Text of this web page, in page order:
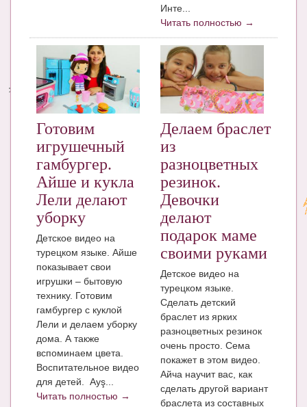
Инте...
Читать полностью →
Готовим
игрушечный
гамбургер.
Айше и кукла
Лели делают
уборку
Детское видео на
турецком языке. Айше
показывает свои
игрушки – бытовую
технику. Готовим
гамбургер с куклой
Лели и делаем уборку
дома. А также
вспоминаем цвета.
Воспитательное видео
для детей. Ayş...
Читать полностью →
Делаем браслет
из
разноцветных
резинок.
Девочки
делают
подарок маме
своими руками
Детское видео на
турецком языке.
Сделать детский
браслет из ярких
разноцветных резинок
очень просто. Сема
покажет в этом видео.
Айча научит вас, как
сделать другой вариант
браслета из составных